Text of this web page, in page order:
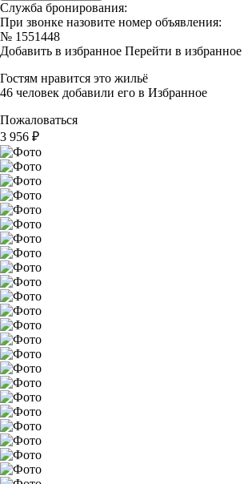
Служба бронирования:
При звонке назовите номер объявления:
№ 1551448
Добавить в избранное Перейти в избранное
Гостям нравится это жильё
46 человек добавили его в Избранное
Пожаловаться
3 956 ₽